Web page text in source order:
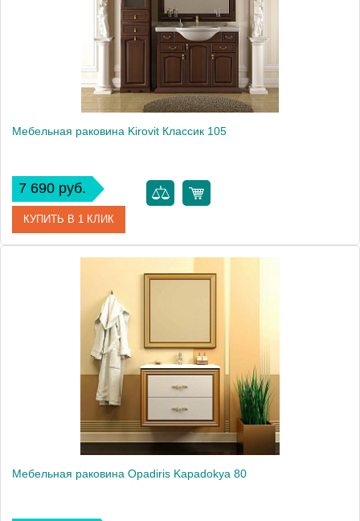
Мебельная раковина Kirovit Классик 105
7 690 руб.
КУПИТЬ В 1 КЛИК
Мебельная раковина Opadiris Kapadokya 80